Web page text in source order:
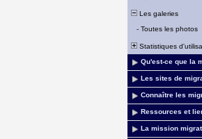
Les galeries
- Toutes les photos
Statistiques
Qu'est-ce que la
Les sites de
Connaître les
Ressources et
La mission